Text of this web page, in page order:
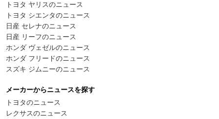
トヨタ ヤリスのニュース
トヨタ シエンタのニュース
日産 セレナのニュース
日産 リーフのニュース
ホンダ ヴェゼルのニュース
ホンダ フリードのニュース
スズキ ジムニーのニュース
メーカーからニュースを探す
トヨタのニュース
レクサスのニュース